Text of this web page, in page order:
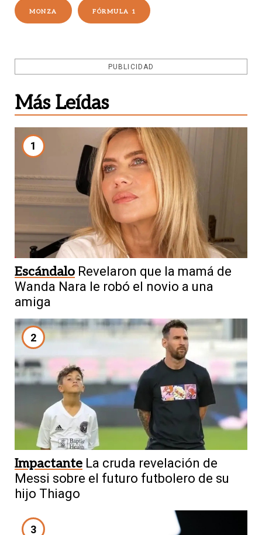
MONZA FÓRMULA 1
PUBLICIDAD
Más Leídas
1
Escándalo Revelaron que la mamá de
Wanda Nara le robó el novio a una
amiga
2
Impactante La cruda revelación de
Messi sobre el futuro futbolero de su
hijo Thiago
3